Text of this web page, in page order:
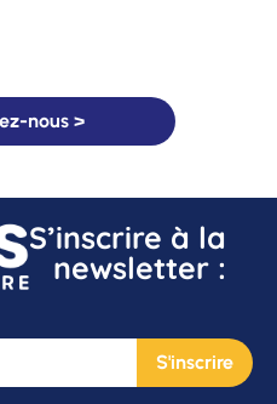
nous >
S’inscrire à la
newsletter :